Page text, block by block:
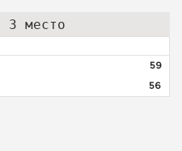
3 место
59
56